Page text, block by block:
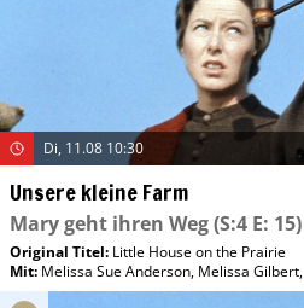
Di, 11.08 10:30
Unsere kleine Farm
Mary geht ihren Weg(S:4 E: 15)
Original Titel: Little House on the Prairie
Mit: Melissa Sue Anderson, Melissa Gilbert,